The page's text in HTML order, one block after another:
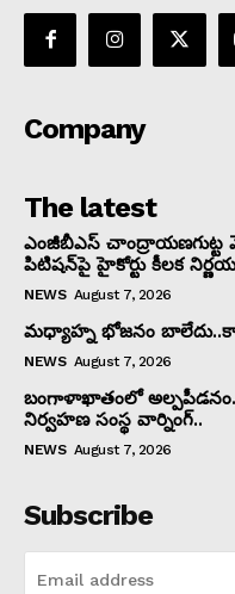
Company
The latest
ఎంజీబీఎస్ చాంద్రాయణగుట్ట
పిటిషన్‌పై హైకోర్టు కీలక
NEWS August 7, 2026
మధ్యాహ్న భోజనం
NEWS August 7, 2026
బంగాళాఖాతంలో
నిర్వహణ సంస్థ వార్నింగ్..
NEWS August 7, 2026
Subscribe